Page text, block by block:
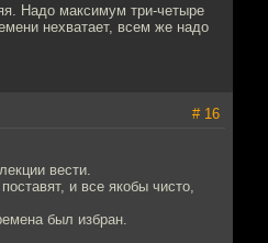
Надо максимум три-четыре
нехватает, всем же надо
# 16
вести.
и все якобы чисто,
был избран.